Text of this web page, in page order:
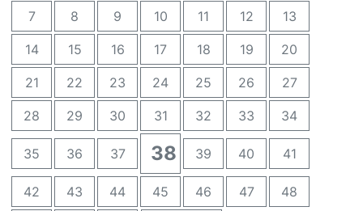
7 8 9 10 11 12 13
14 15 16 17 18 19 20
21 22 23 24 25 26 27
28 29 30 31 32 33 34
35 36 37 38 39 40 41
42 43 44 45 46 47 48